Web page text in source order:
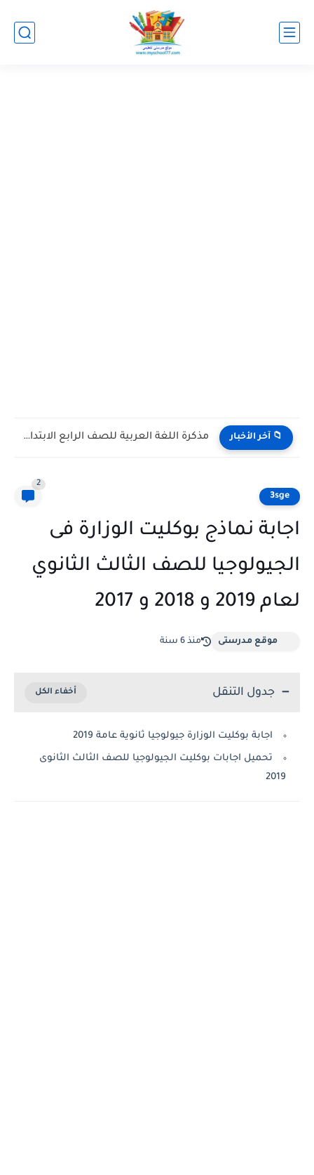
📁 آخر الأخبار مذكرة اللغة العربية للصف الرابع الابتدائي الترم الاول 2027 PDF...
3sge
2
اجابة نماذج بوكليت الوزارة فى
الجيولوجيا للصف الثالث الثانوي
لعام 2019 و 2018 و 2017
موقع مدرستى منذ 6 سنة
جدول التنقل
اجابة بوكليت الوزارة جيولوجيا ثانوية عامة 2019
تحميل اجابات بوكليت الجيولوجيا للصف الثالث الثانوى
2019